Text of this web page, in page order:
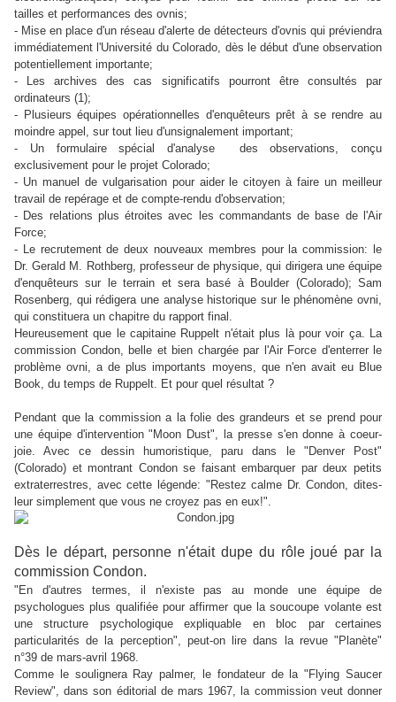
tailles et performances des ovnis;
- Mise en place d'un réseau d'alerte de détecteurs d'ovnis qui préviendra
immédiatement l'Université du Colorado, dès le début d'une observation
potentiellement importante;
- Les archives des cas significatifs pourront être consultés par
ordinateurs (1);
- Plusieurs équipes opérationnelles d'enquêteurs prêt à se rendre au
moindre appel, sur tout lieu d'unsignalement important;
- Un formulaire spécial d'analyse des observations, conçu
exclusivement pour le projet Colorado;
- Un manuel de vulgarisation pour aider le citoyen à faire un meilleur
travail de repérage et de compte-rendu d'observation;
- Des relations plus étroites avec les commandants de base de l'Air
Force;
- Le recrutement de deux nouveaux membres pour la commission: le
Dr. Gerald M. Rothberg, professeur de physique, qui dirigera une équipe
d'enquêteurs sur le terrain et sera basé à Boulder (Colorado); Sam
Rosenberg, qui rédigera une analyse historique sur le phénomène ovni,
qui constituera un chapitre du rapport final.
Heureusement que le capitaine Ruppelt n'était plus là pour voir ça. La
commission Condon, belle et bien chargée par l'Air Force d'enterrer le
problème ovni, a de plus importants moyens, que n'en avait eu Blue
Book, du temps de Ruppelt. Et pour quel résultat ?
Pendant que la commission a la folie des grandeurs et se prend pour
une équipe d'intervention "Moon Dust", la presse s'en donne à coeur-
joie. Avec ce dessin humoristique,paru dans le "Denver Post"
(Colorado) etmontrant Condon se faisant embarquer par deux petits
extraterrestres, avec cette légende: "Restez calme Dr. Condon, dites-
leur simplement que vous ne croyez pas en eux!".
Dès le départ, personne n'était dupe du rôle joué par la
commission Condon.
"En d'autres termes, il n'existe pas au monde une équipe de
psychologues plus qualifiée pour affirmer que la soucoupe volante est
une structure psychologique expliquable en bloc par certaines
particularités de la perception", peut-on lire dans la revue "Planète"
n°39 de mars-avril 1968.
Comme le soulignera Ray palmer, le fondateur de la "Flying Saucer
Review", dans son éditorial de mars 1967, la commission veut donner